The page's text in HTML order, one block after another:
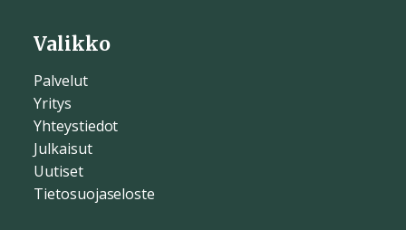
Valikko
Palvelut
Yritys
Yhteystiedot
Julkaisut
Uutiset
Tietosuojaseloste